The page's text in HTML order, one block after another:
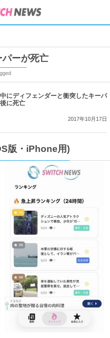
パーが死亡
にディフェンダーと衝突したキーパ
に死亡
2017年10月17日
版・iPhone用)